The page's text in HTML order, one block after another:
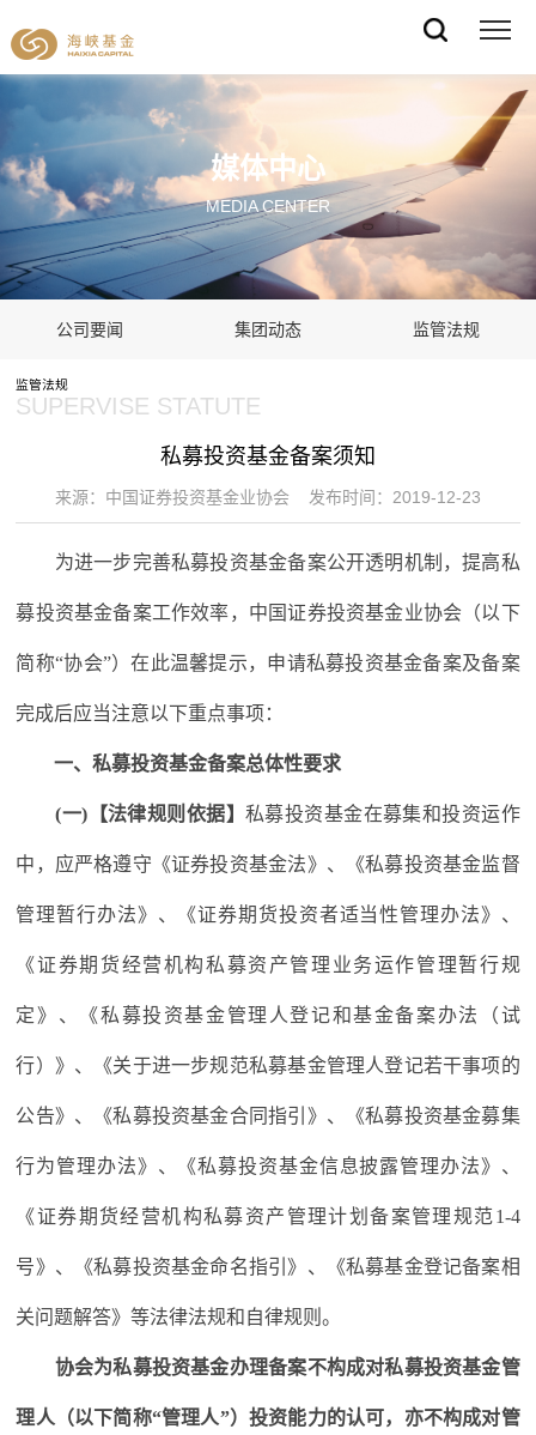
媒体中心
MEDIA CENTER
公司要闻 集团动态 监管法规
监管法规
SUPERVISE STATUTE
私募投资基金备案须知
来源：中国证券投资基金业协会 发布时间：2019-12-23
为进一步完善私募投资基金备案公开透明机制，提高私
募投资基金备案工作效率，中国证券投资基金业协会（以下
简称“协会”）在此温馨提示，申请私募投资基金备案及备案
完成后应当注意以下重点事项：
一、私募投资基金备案总体性要求
(一)【法律规则依据】私募投资基金在募集和投资运作
中，应严格遵守《证券投资基金法》、《私募投资基金监督
管理暂行办法》、《证券期货投资者适当性管理办法》、
《证券期货经营机构私募资产管理业务运作管理暂行规
定》、《私募投资基金管理人登记和基金备案办法（试
行）》、《关于进一步规范私募基金管理人登记若干事项的
公告》、《私募投资基金合同指引》、《私募投资基金募集
行为管理办法》、《私募投资基金信息披露管理办法》、
《证券期货经营机构私募资产管理计划备案管理规范1-4
号》、《私募投资基金命名指引》、《私募基金登记备案相
关问题解答》等法律法规和自律规则。
协会为私募投资基金办理备案不构成对私募投资基金管
理人（以下简称“管理人”）投资能力的认可，亦不构成对管